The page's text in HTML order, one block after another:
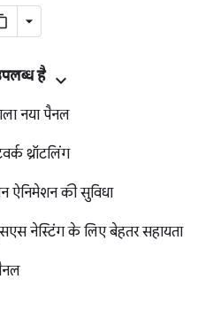
है
नया पैनल
थ्रॉटलिंग
ऐनिमेशन की सुविधा
नेस्टिंग के लिए बेहतर सहायता